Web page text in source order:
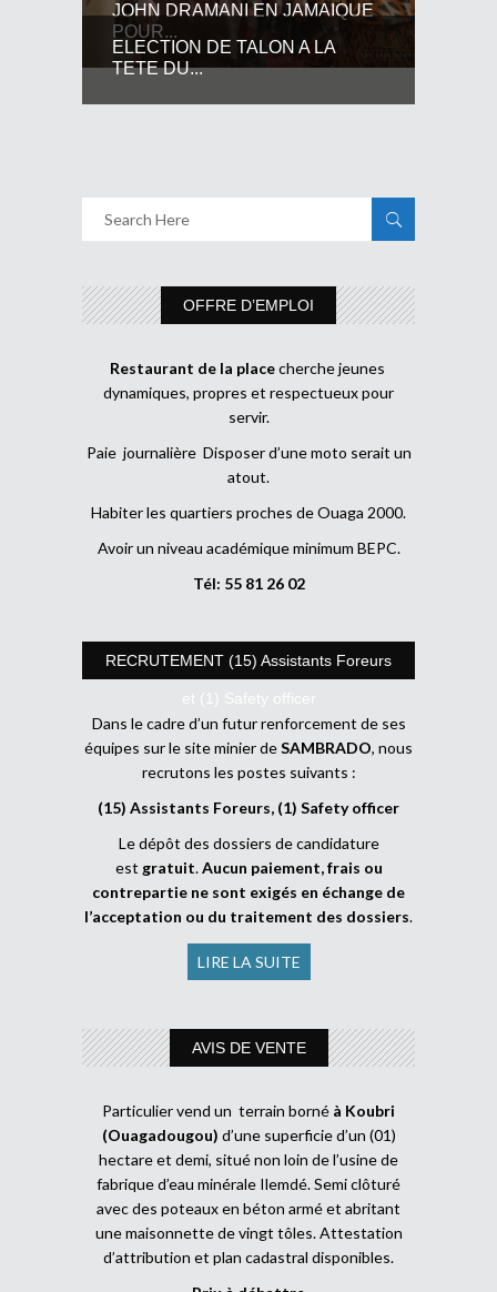
JOHN DRAMANI EN JAMAIQUE
POUR...
ELECTION DE TALON A LA
TETE DU...
OFFRE D’EMPLOI
Restaurant de la placecherche jeunes
dynamiques, propres et respectueux pour
servir.
Paie journalière Disposer d’une moto serait un
atout.
Habiter les quartiers proches de Ouaga 2000.
Avoir un niveau académique minimum BEPC.
Tél: 55 81 26 02
RECRUTEMENT (15) Assistants Foreurs
et (1) Safety officer
Dans le cadre d’un futur renforcement de ses
équipes sur le site minier deSAMBRADO, nous
recrutons les postes suivants :
(15) Assistants Foreurs, (1) Safety officer
Le dépôt des dossiers de candidature
est gratuit.Aucun paiement, frais ou
contrepartie ne sont exigés en échange de
l’acceptation ou du traitement des dossiers.
LIRE LA SUITE
AVIS DE VENTE
Particulier vend un terrain borné à Koubri
(Ouagadougou) d’une superficie d’un (01)
hectare et demi, situé non loin de l’usine de
fabrique d’eau minérale Ilemdé. Semi clôturé
avec des poteaux en béton armé et abritant
une maisonnette de vingt tôles. Attestation
d’attribution et plan cadastral disponibles.